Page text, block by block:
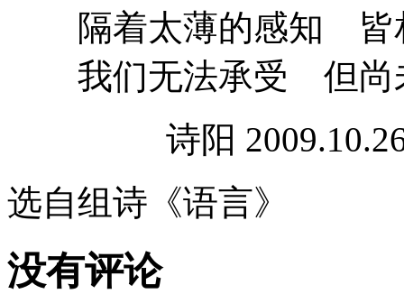
隔着太薄的感知 皆
我们无法承受 但尚
诗阳
选自组诗《语言》
没有评论